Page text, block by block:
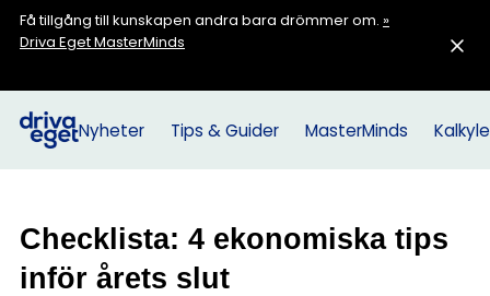
Få tillgång till kunskapen andra bara drömmer om. »
Driva Eget MasterMinds
Nyheter Tips & Guider MasterMinds
Checklista: 4 ekonomiska tips
inför årets slut